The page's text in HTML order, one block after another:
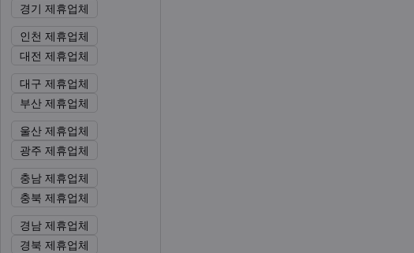
경기 제휴업체
인천 제휴업체
대전 제휴업체
대구 제휴업체
부산 제휴업체
울산 제휴업체
광주 제휴업체
충남 제휴업체
충북 제휴업체
경남 제휴업체
경북 제휴업체